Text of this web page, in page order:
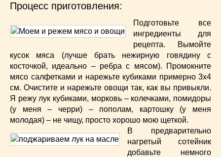
Процесс приготовления:
Подготовьте все
ингредиенты для
рецепта. Вымойте
кусок мяса (лучше брать нежирную говядину с
косточкой, идеально – ребра с мясом). Промокните
мясо салфетками и нарежьте кубиками примерно 3х4
см. Очистите и нарежьте овощи так, как вы привыкли.
Я режу лук кубиками, морковь – колечками, помидоры
(у меня – черри) – пополам, картошку (у меня
молодая) – не чищу, просто хорошо мою щеткой.
В предварительно
нагретый сотейник
добавьте немного